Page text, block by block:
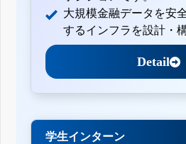
大規模金融データを安
するインフラを設計・
Detail
学生インターン